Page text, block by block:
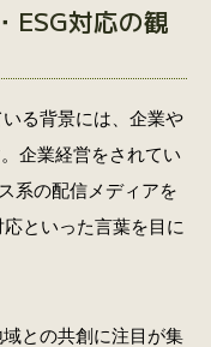
ESG対応の観
る背景には、企業や
企業経営をされてい
系の配信メディアを
といった言葉を目に
との共創に注目が集